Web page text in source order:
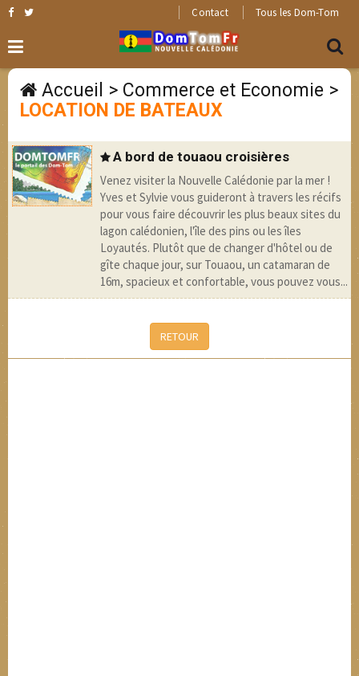
Contact Tous les Dom-Tom
Accueil > Commerce et Economie >
LOCATION DE BATEAUX
A bord de touaou croisières
Venez visiter la Nouvelle Calédonie par la mer !
Yves et Sylvie vous guideront à travers les récifs
pour vous faire découvrir les plus beaux sites du
lagon calédonien, l'île des pins ou les îles
Loyautés. Plutôt que de changer d'hôtel ou de
gîte chaque jour, sur Touaou, un catamaran de
16m, spacieux et confortable, vous pouvez vous...
RETOUR